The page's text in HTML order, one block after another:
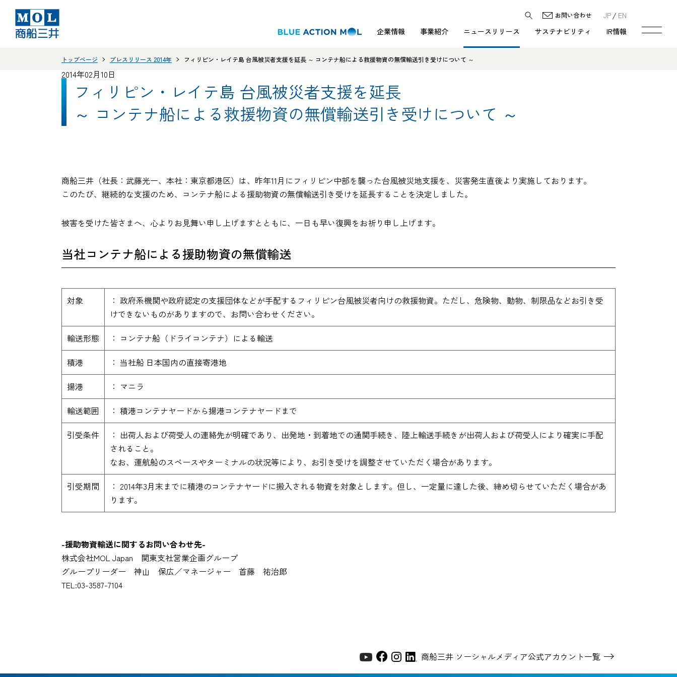
企業情報 事業紹介 ニュースリリース サステナビリティ IR情報
お問い合わせ JP EN
トップページ プレスリリース 2014年 フィリピン・レイテ島 台風被災者支援を延長 ～ コンテナ船による救援物資の無償輸送引き受けについて ～
2014年02月10日
フィリピン・レイテ島 台風被災者支援を延長
～ コンテナ船による救援物資の無償輸送引き受けについて ～
商船三井（社長：武藤光一、本社：東京都港区）は、昨年11月にフィリピン中部を襲った台風被災地支援を、災害発生直後より実施しております。
このたび、継続的な支援のため、コンテナ船による援助物資の無償輸送引き受けを延長することを決定しました。
被害を受けた皆さまへ、心よりお見舞い申し上げますとともに、一日も早い復興をお祈り申し上げます。
当社コンテナ船による援助物資の無償輸送
対象
： 政府系機関や政府認定の支援団体などが手配するフィリピン台風被災者向けの救援物資。ただし、危険物、動物、制限品などお引き受
けできないものがありますので、お問い合わせください。
輸送形態
： コンテナ船（ドライコンテナ）による輸送
積港
： 当社船 日本国内の直接寄港地
揚港
： マニラ
輸送範囲
： 積港コンテナヤードから揚港コンテナヤードまで
引受条件
： 出荷人および荷受人の連絡先が明確であり、出発地・到着地での通関手続き、陸上輸送手続きが出荷人および荷受人により確実に手配
されること。
なお、運航船のスペースやターミナルの状況等により、お引き受けを調整させていただく場合があります。
引受期間
： 2014年3月末までに積港のコンテナヤードに搬入される物資を対象とします。但し、一定量に達した後、締め切らせていただく場合があ
ります。
-援助物資輸送に関するお問い合わせ先-
株式会社MOL Japan 関東支社営業企画グループ
グループリーダー 神山 保広／マネージャー 首藤 祐治郎
TEL:03-3587-7104
商船三井 ソーシャルメディア公式アカウント一覧